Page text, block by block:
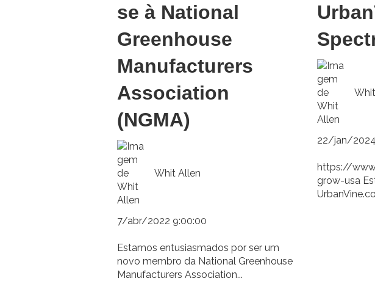
se à National
Greenhouse
Manufacturers
Association
(NGMA)
Whit Allen
7/abr/2022 9:00:00
Estamos entusiasmados por ser um
novo membro da National Greenhouse
Manufacturers Association...
22/jan/2024
https://
grow-usa